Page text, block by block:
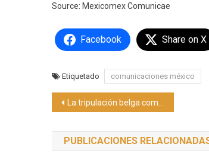
Source: Mexicomex Comunicae
Facebook Share on X
Etiquetado comunicaciones méxico
Navegación
de
entradas
La tripulación belga completa el entrenamiento del MQ-9B
PUBLICACIONES